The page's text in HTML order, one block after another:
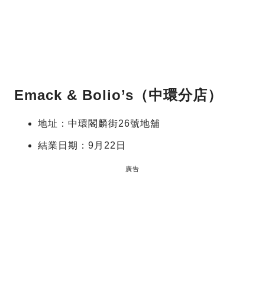
Emack & Bolio’s（中環分店）
地址：中環閣麟街26號地舖
結業日期：9月22日
廣告